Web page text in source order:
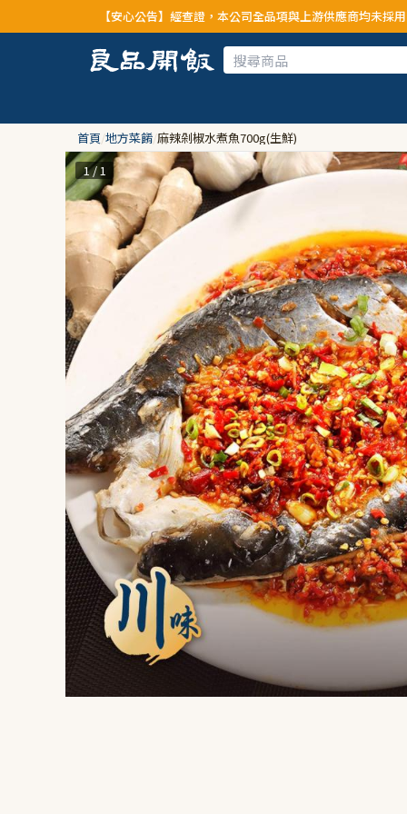
【安心公告】經查證，本公司全品項與上游供應商均未採用問題油品，請
首頁/地方菜餚/麻辣剁椒水煮魚700g(生鮮)
1 / 1